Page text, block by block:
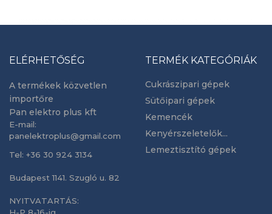
ELÉRHETŐSÉG
A termékek közvetlen
importőre
Pan elektro plus kft
E-mail:
panelektroplus@gmail.com
Tel: +36 30 924 3134
Budapest 1141. Szugló u. 82
NYITVATARTÁS:
TERMÉK KATEGÓRIÁK
Cukrászipari gépek
Sütőipari gépek
Kemencék
Kenyérszeletelők...
Lemeztisztító gépek